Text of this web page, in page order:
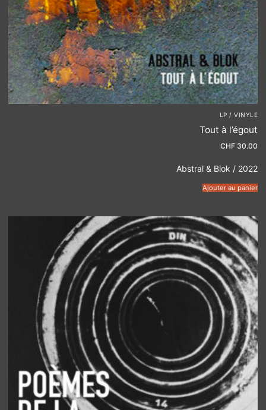
LP / VINYLE
Tout à l’égout
CHF 30.00
Abstral & Blok / 2022
Ajouter au panier